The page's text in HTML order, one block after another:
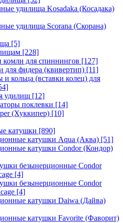
удилища Kosadaka (Косадака)
удилища Scorana (Скорана)
[5]
[228]
для спиннингов [127]
для фидера (квивертип) [11]
кольца (вставки колец) для
удилищ [12]
поклевки [14]
(Хуккипер) [10]
катушки [890]
катушки Aqua (Аква) [51]
катушки Condor (Кондор)
безынерционные Condor
[4]
безынерционные Condor
[4]
катушки Daiwa (Дайва)
катушки Favorite (Фаворит)